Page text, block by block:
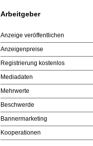
Arbeitgeber
Anzeige veröffentlichen
Anzeigenpreise
Registrierung kostenlos
Mediadaten
Mehrwerte
Beschwerde
Bannermarketing
Kooperationen